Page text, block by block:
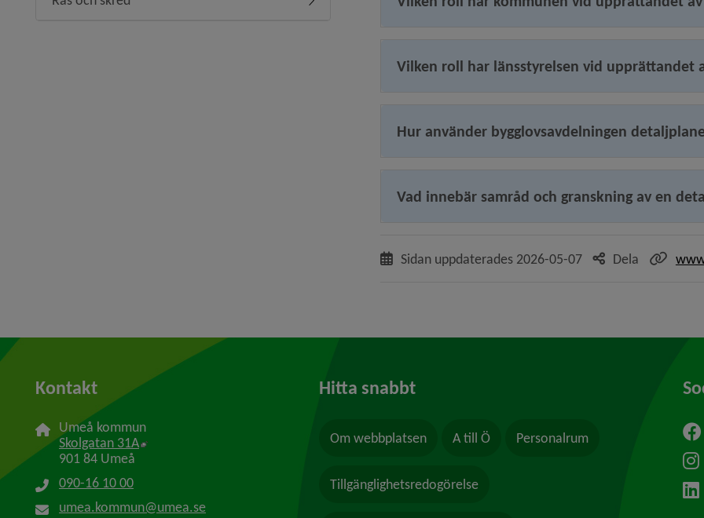
Undermeny för Ras och skred
Vilken roll har länsstyrelsen vid upprättandet
Hur använder bygglovsavdelningen
Vad innebär samråd och granskning av en
Sidan uppdaterades 2026-05-07 Dela
Kontakt
Umeå kommun
Skolgatan 31A Länk till annan webbplats, öppnas i nytt fönster.
901 84 Umeå
090-16 10 00
umea.kommun@umea.se
Hitta snabbt
Om webbplatsen A till Ö Personalrum
Tillgänglighetsredogörelse